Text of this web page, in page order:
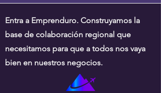
Entra a Emprenduro. Construyamos la
base de colaboración regional que
necesitamos para que a todos nos vaya
bien en nuestros negocios.